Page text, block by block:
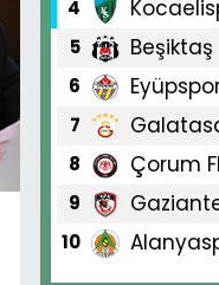
4
5 Beşiktaş
6
7
8 Çorum
9
10